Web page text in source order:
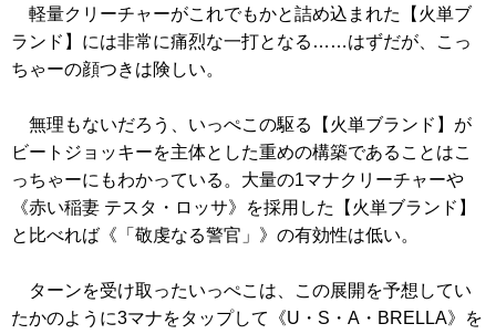
軽量クリーチャーがこれでもかと詰め込まれた【火単ブ
ランド】には非常に痛烈な一打となる……はずだが、こっ
ちゃーの顔つきは険しい。
無理もないだろう、いっぺこの駆る【火単ブランド】が
ビートジョッキーを主体とした重めの構築であることはこ
っちゃーにもわかっている。大量の1マナクリーチャーや
《赤い稲妻 テスタ・ロッサ》
を採用した【火単ブランド】
と比べれば 《「敬虔なる警官」》 の有効性は低い。
ターンを受け取ったいっぺこは、この展開を予想してい
たかのように3マナをタップして
《U・S・A・BRELLA》
を